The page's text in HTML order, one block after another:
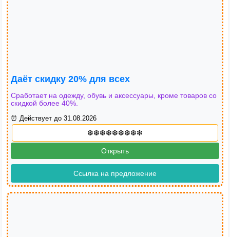
Даёт скидку 20% для всех
Сработает на одежду, обувь и аксессуары, кроме товаров со
скидкой более 40%.
⏰ Действует до 31.08.2026
Открыть
Ссылка на предложение